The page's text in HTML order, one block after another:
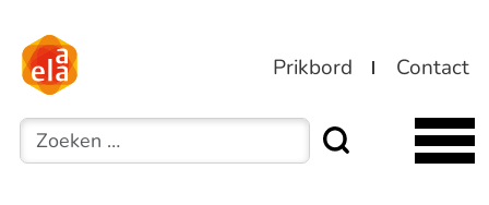
Prikbord Contact
Zoeken